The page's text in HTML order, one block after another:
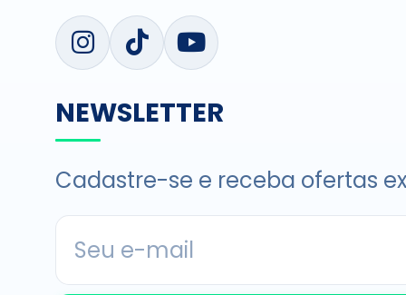
NEWSLETTER
Cadastre-se e receba ofertas